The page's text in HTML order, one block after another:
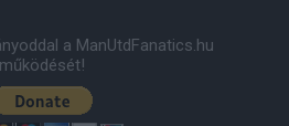
a ManUtdFanatics.hu
működését!